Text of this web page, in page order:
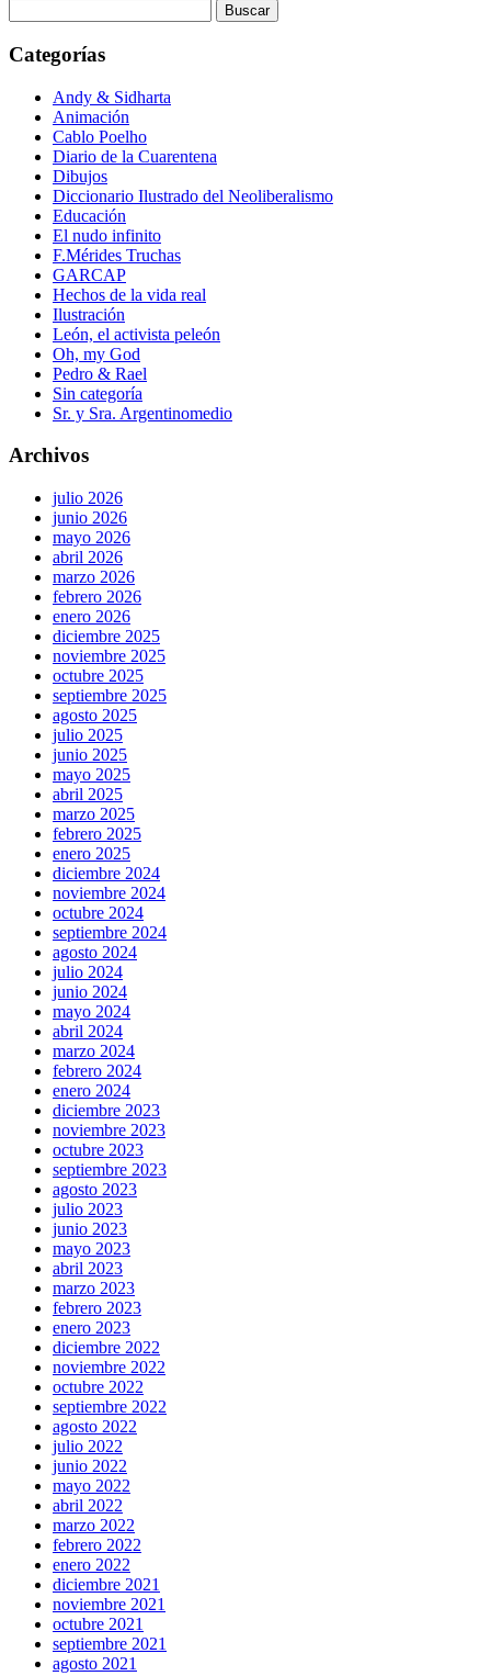
Categorías
Andy & Sidharta
Animación
Cablo Poelho
Diario de la Cuarentena
Dibujos
Diccionario Ilustrado del Neoliberalismo
Educación
El nudo infinito
F.Mérides Truchas
GARCAP
Hechos de la vida real
Ilustración
León, el activista peleón
Oh, my God
Pedro & Rael
Sin categoría
Sr. y Sra. Argentinomedio
Archivos
julio 2026
junio 2026
mayo 2026
abril 2026
marzo 2026
febrero 2026
enero 2026
diciembre 2025
noviembre 2025
octubre 2025
septiembre 2025
agosto 2025
julio 2025
junio 2025
mayo 2025
abril 2025
marzo 2025
febrero 2025
enero 2025
diciembre 2024
noviembre 2024
octubre 2024
septiembre 2024
agosto 2024
julio 2024
junio 2024
mayo 2024
abril 2024
marzo 2024
febrero 2024
enero 2024
diciembre 2023
noviembre 2023
octubre 2023
septiembre 2023
agosto 2023
julio 2023
junio 2023
mayo 2023
abril 2023
marzo 2023
febrero 2023
enero 2023
diciembre 2022
noviembre 2022
octubre 2022
septiembre 2022
agosto 2022
julio 2022
junio 2022
mayo 2022
abril 2022
marzo 2022
febrero 2022
enero 2022
diciembre 2021
noviembre 2021
octubre 2021
septiembre 2021
agosto 2021